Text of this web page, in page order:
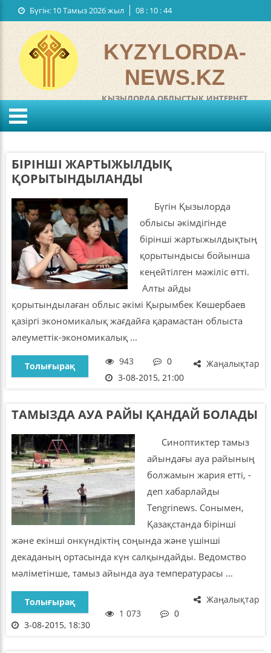
Бүгін: 10 Тамыз 2026 жыл 08 : 10 :44
Мемлекеттiк рәміздер
KYZYLORDA-
NEWS.KZ
ҚЫЗЫЛОРДА ОБЛЫСТЫҚ ИНТЕРНЕТ
Қысым:мм
БІРІНШІ ЖАРТЫЖЫЛДЫҚ
ҚОРЫТЫНДЫЛАНДЫ
Бүгін Қызылорда
облысы әкімдігінде
бірінші жартыжылдықтың
қорытындысы бойынша
кеңейтілген мәжіліс өтті.
Алты айды
қорытындылаған облыс әкімі Қырымбек Көшербаев
қазіргі экономикалық жағдайға қарамастан облыста
әлеуметтік-экономикалық ...
Жаңалықтар
Толығырақ 943
0
3-08-2015, 21:00
ТАМЫЗДА АУА РАЙЫ ҚАНДАЙ БОЛАДЫ
Синоптиктер тамыз
айындағы ауа райының
болжамын жария етті, -
деп хабарлайды
Tengrinews. Сонымен,
Қазақстанда бірінші
және екінші онкүндіктің соңында және үшінші
декаданың ортасында күн салқындайды. Ведомство
мәліметінше, тамыз айында ауа температурасы ...
Жаңалықтар
Толығырақ
1 073
0
3-08-2015, 18:30